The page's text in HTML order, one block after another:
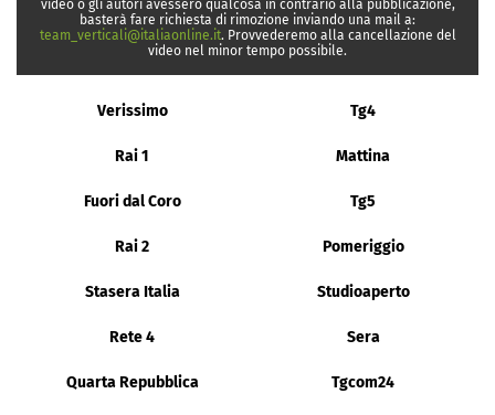
video o gli autori avessero qualcosa in contrario alla pubblicazione,
basterà fare richiesta di rimozione inviando una mail a:
team_verticali@italiaonline.it. Provvederemo alla cancellazione del
video nel minor tempo possibile.
Verissimo Tg4
Rai 1 Mattina
Fuori dal Coro Tg5
Rai 2 Pomeriggio
Stasera Italia Studioaperto
Rete 4 Sera
Quarta Repubblica Tgcom24